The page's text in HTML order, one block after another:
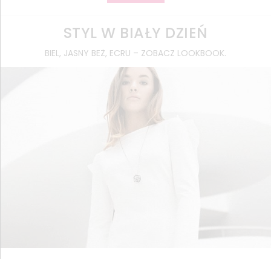
STYL W BIAŁY DZIEŃ
BIEL, JASNY BEŻ, ECRU – ZOBACZ LOOKBOOK.